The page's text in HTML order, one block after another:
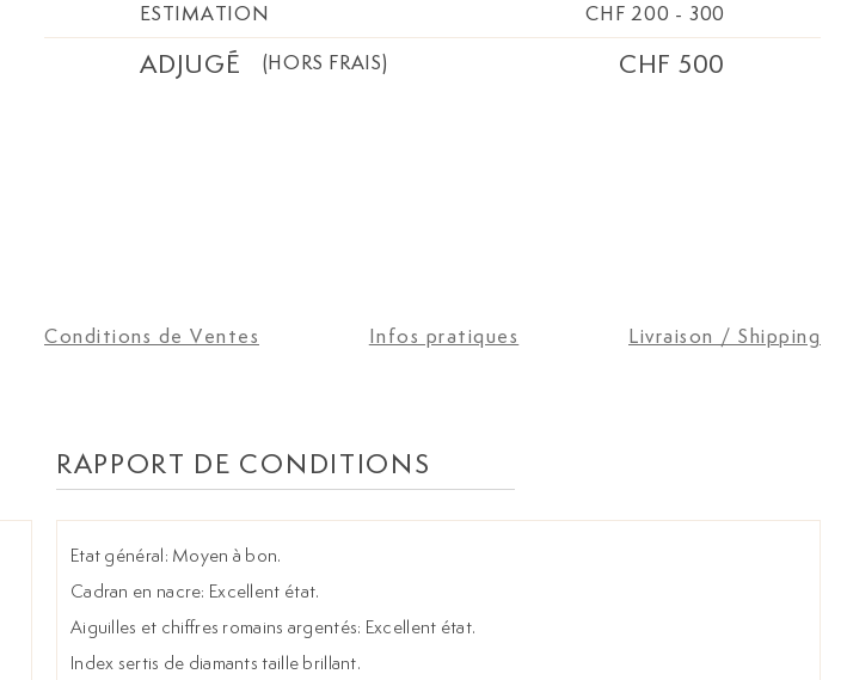
ESTIMATION CHF 200 - 300
ADJUGÉ (HORS FRAIS) CHF 500
Conditions de Ventes Infos pratiques Livraison / Shipping
RAPPORT DE CONDITIONS
Etat général: Moyen à bon.
Cadran en nacre: Excellent état.
Aiguilles et chiffres romains argentés: Excellent état.
Index sertis de diamants taille brillant.